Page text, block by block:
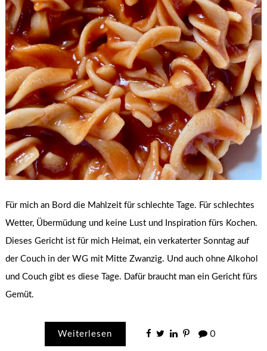
Für mich an Bord die Mahlzeit für schlechte Tage. Für schlechtes
Wetter, Übermüdung und keine Lust und Inspiration fürs Kochen.
Dieses Gericht ist für mich Heimat, ein verkaterter Sonntag auf
der Couch in der WG mit Mitte Zwanzig. Und auch ohne Alkohol
und Couch gibt es diese Tage. Dafür braucht man ein Gericht fürs
Gemüt.
Weiterlesen 0